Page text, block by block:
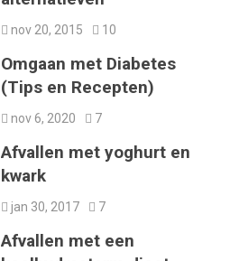
nov 20, 2015 10
Omgaan met Diabetes
(Tips en Recepten)
nov 6, 2020 7
Afvallen met yoghurt en
kwark
jan 30, 2017 7
Afvallen met een